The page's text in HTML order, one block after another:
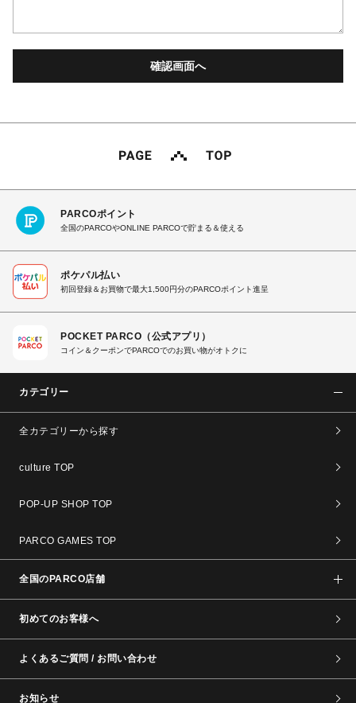
PARCOポイント
全国のPARCOやONLINE PARCOで貯まる＆使える
ポケパル払い
初回登録＆お買物で最大1,500円分のPARCOポイント進呈
POCKET PARCO（公式アプリ）
コイン＆クーポンでPARCOでのお買い物がオトクに
カテゴリー
全カテゴリーから探す
culture TOP
POP-UP SHOP TOP
PARCO GAMES TOP
全国のPARCO店舗
初めてのお客様へ
よくあるご質問 / お問い合わせ
お知らせ